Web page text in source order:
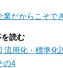
業だからこそで
読む
流用化・標準化
の4